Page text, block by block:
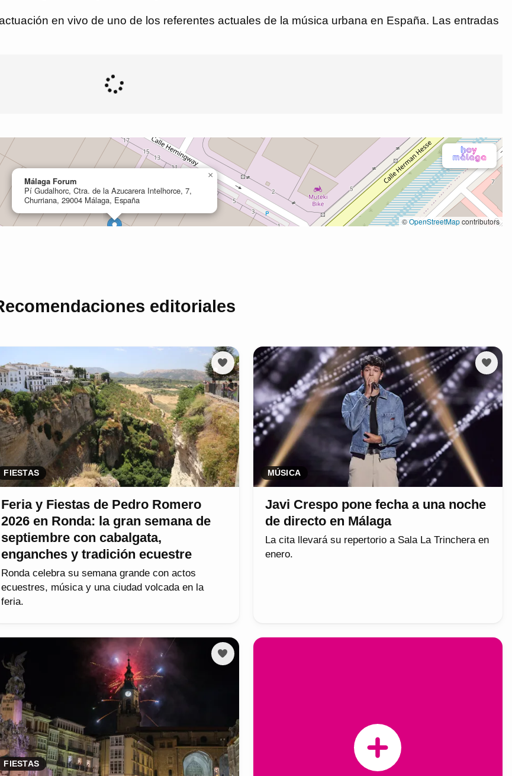
en vivo de uno de los referentes actuales de la música urbana en España. Las entradas
editoriales
FIESTAS
Feria y Fiestas de Pedro Romero
2026 en Ronda: la gran semana de
septiembre con cabalgata,
enganches y tradición ecuestre
Ronda celebra su semana grande con actos
ecuestres, música y una ciudad volcada en la
feria.
MÚSICA
Javi Crespo pone fecha a una noche
de directo en Málaga
La cita llevará su repertorio a Sala La Trinchera en
enero.
FIESTAS